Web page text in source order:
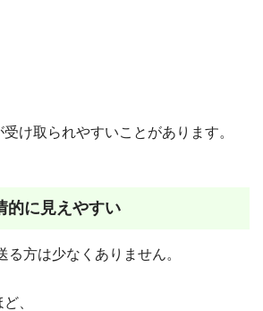
け取られやすいことがあります。
的に見えやすい
方は少なくありません。
、